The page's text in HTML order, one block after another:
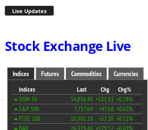
Live Updates
Stock Exchange Live